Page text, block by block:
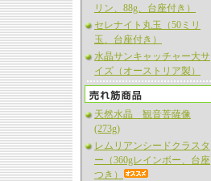
リン、88g、台座付き）
セレナイト丸玉（50ミリ
玉、台座付き）
水晶サンキャッチャー大サ
イズ（オーストリア製）
天然水晶 観音菩薩像
(273g)
レムリアンシードクラスタ
ー（360gレインボー、台座
つき）